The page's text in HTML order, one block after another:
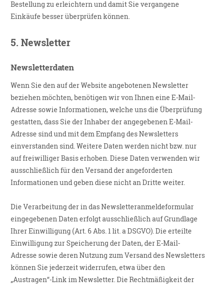
Bestellung zu erleichtern und damit Sie vergangene
Einkäufe besser überprüfen können.
5.Newsletter
Newsletterdaten
Wenn Sie den auf der Website angebotenen Newsletter
beziehen möchten, benötigen wir von Ihnen eine E-Mail-
Adresse sowie Informationen, welche uns die Überprüfung
gestatten, dass Sie der Inhaber der angegebenen E-Mail-
Adresse sind und mit dem Empfang des Newsletters
einverstanden sind. Weitere Daten werden nicht bzw. nur
auf freiwilliger Basis erhoben. Diese Daten verwenden wir
ausschließlich für den Versand der angeforderten
Informationen und geben diese nicht an Dritte weiter.
Die Verarbeitung der in das Newsletteranmeldeformular
eingegebenen Daten erfolgt ausschließlich auf Grundlage
Ihrer Einwilligung (Art. 6 Abs. 1 lit. a DSGVO). Die erteilte
Einwilligung zur Speicherung der Daten, der E-Mail-
Adresse sowie deren Nutzung zum Versand des Newsletters
können Sie jederzeit widerrufen, etwa über den
„Austragen“-Link im Newsletter. Die Rechtmäßigkeit der